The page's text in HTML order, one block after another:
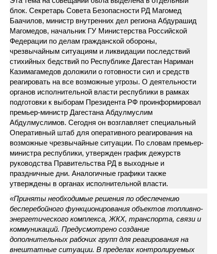
блок. Секретарь Совета Безопасности РД Магомед
Баачилов, министр внутренних дел региона Абдурашид
Магомедов, начальник ГУ Министерства Российской
Федерации по делам гражданской обороны,
чрезвычайным ситуациям и ликвидации последствий
стихийных бедствий по Республике Дагестан Нариман
Казимагамедов доложили о готовности сил и средств
реагировать на все возможные угрозы. О деятельности
органов исполнительной власти республики в рамках
подготовки к выборам Президента РФ проинформировал
премьер-министр Дагестана Абдулмуслим
Абдулмуслимов. Сегодня он возглавляет специальный
Оперативный штаб для оперативного реагирования на
возможные чрезвычайные ситуации. По словам премьер-
министра республики, утвержден график дежурств
руководства Правительства РД в выходные и
праздничные дни. Аналогичные графики также
утверждены в органах исполнительной власти.
«Приняты необходимые решения по обеспечению
бесперебойного функционирования объектов топливно-
энергетического комплекса, ЖКХ, транспорта, связи и
коммуникаций. Предусмотрено создание
дополнительных рабочих групп для реагирования на
внештатные ситуации. В пределах контролируемых